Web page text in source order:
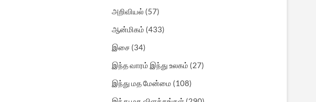
அறிவியல் (57)
ஆன்மிகம் (433)
இசை (34)
இந்த வாரம் இந்து உலகம் (27)
இந்து மத மேன்மை (108)